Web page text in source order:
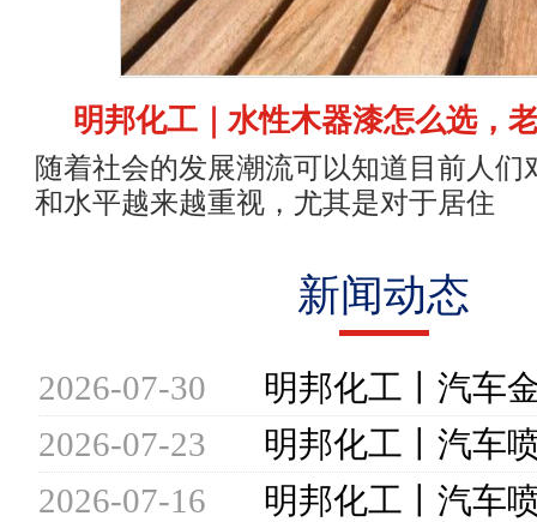
明邦化工｜水性木器漆怎么选，
随着社会的发展潮流可以知道目前人们
和水平越来越重视，尤其是对于居住
新闻动态
2026-07-30
2026-07-23
2026-07-16